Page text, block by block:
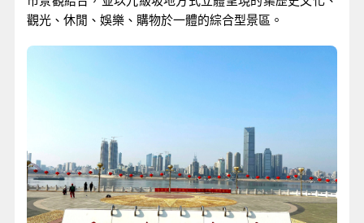
觀光、休閒、娛樂、購物於一體的綜合型景區。